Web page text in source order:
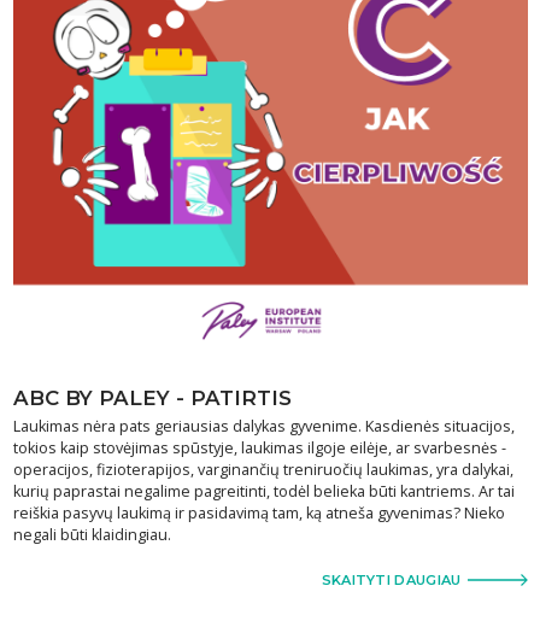
ABC BY PALEY - PATIRTIS
Laukimas nėra pats geriausias dalykas gyvenime. Kasdienės situacijos,
tokios kaip stovėjimas spūstyje, laukimas ilgoje eilėje, ar svarbesnės -
operacijos, fizioterapijos, varginančių treniruočių laukimas, yra dalykai,
kurių paprastai negalime pagreitinti, todėl belieka būti kantriems. Ar tai
reiškia pasyvų laukimą ir pasidavimą tam, ką atneša gyvenimas? Nieko
negali būti klaidingiau.
SKAITYTI DAUGIAU